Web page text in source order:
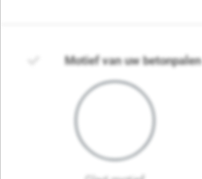
Motief van uw betonpalen